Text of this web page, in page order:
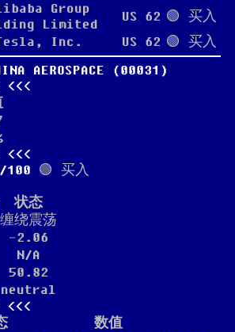
Group
Limited
US 62 🟢 买入
Inc. US 62 🟢 买入
AEROSPACE (00031)
100 🟢 买入
状态
缠绕震荡
-2.06
N/A
50.82
neutral
数值